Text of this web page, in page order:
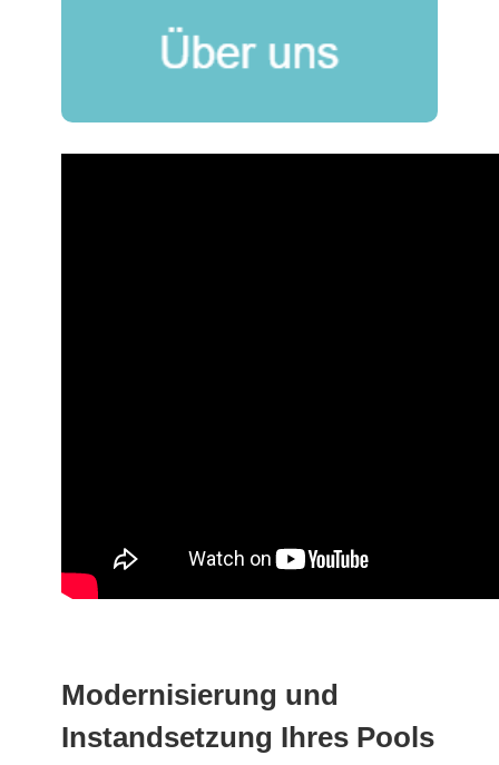
Modernisierung und
Instandsetzung Ihres Pools